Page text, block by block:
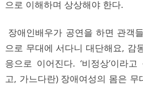
으로 이해하며 상상해야 한다.
장애인배우가 공연을 하면 관객
으로 무대에 서다니 대단해요, 감
응으로 이어진다. ‘비정상’이라
고, 가느다란) 장애여성의 몸은